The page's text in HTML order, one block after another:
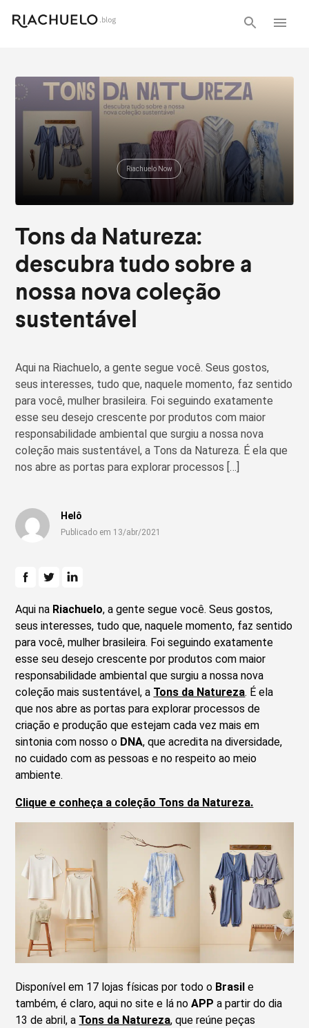
Riachuelo Now
Tons da Natureza:
descubra tudo sobre a
nossa nova coleção
sustentável
Aqui na Riachuelo, a gente segue você. Seus gostos,
seus interesses, tudo que, naquele momento, faz sentido
para você, mulher brasileira. Foi seguindo exatamente
esse seu desejo crescente por produtos com maior
responsabilidade ambiental que surgiu a nossa nova
coleção mais sustentável, a Tons da Natureza. É ela que
nos abre as portas para explorar processos […]
Helô
Publicado em 13/abr/2021
Aqui na Riachuelo, a gente segue você. Seus gostos,
seus interesses, tudo que, naquele momento, faz sentido
para você, mulher brasileira. Foi seguindo exatamente
esse seu desejo crescente por produtos com maior
responsabilidade ambiental que surgiu a nossa nova
coleção mais sustentável, a Tons da Natureza. É ela
que nos abre as portas para explorar processos de
criação e produção que estejam cada vez mais em
sintonia com nosso o DNA, que acredita na diversidade,
no cuidado com as pessoas e no respeito ao meio
ambiente.
Clique e conheça a coleção Tons da Natureza.
Disponível em 17 lojas físicas por todo o Brasil e
também, é claro, aqui no site e lá noAPP a partir do dia
13 de abril, a Tons da Natureza, que reúne peças